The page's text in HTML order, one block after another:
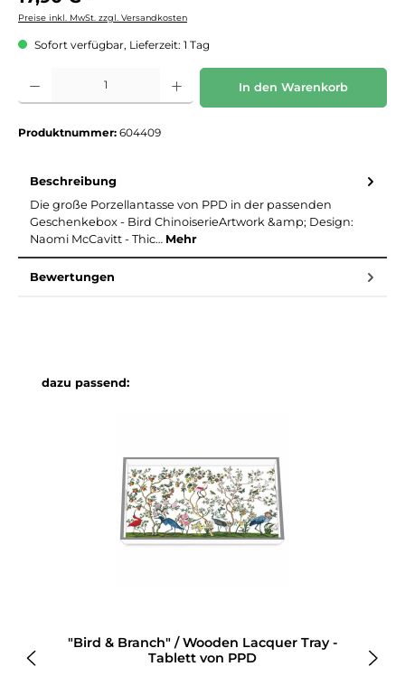
Preise inkl. MwSt. zzgl. Versandkosten
Sofort verfügbar, Lieferzeit: 1 Tag
Produkt Anzahl: Gib den gewünschten Wert ein oder benutze die Schaltflächen um
In den Warenkorb
Produktnummer: 604409
Beschreibung
Die große Porzellantasse von PPD in der passenden
Geschenkebox - Bird ChinoiserieArtwork &amp; Design:
Naomi McCavitt - Thic… Mehr
Bewertungen
Produktgalerie überspringen
dazu passend:
"Bird & Branch" / Wooden Lacquer Tray -
Tablett von PPD